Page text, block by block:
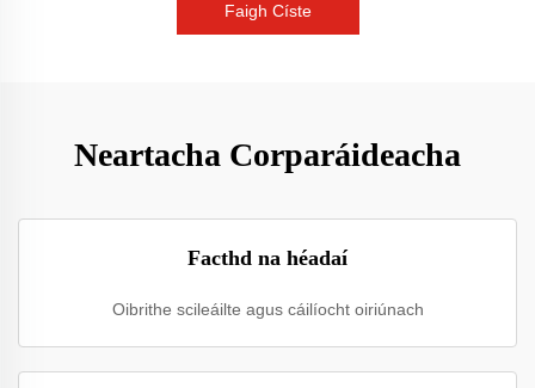
Faigh Císte
Neartacha Corparáideacha
Facthd na héadaí
Oibrithe scileáilte agus cáilíocht oiriúnach